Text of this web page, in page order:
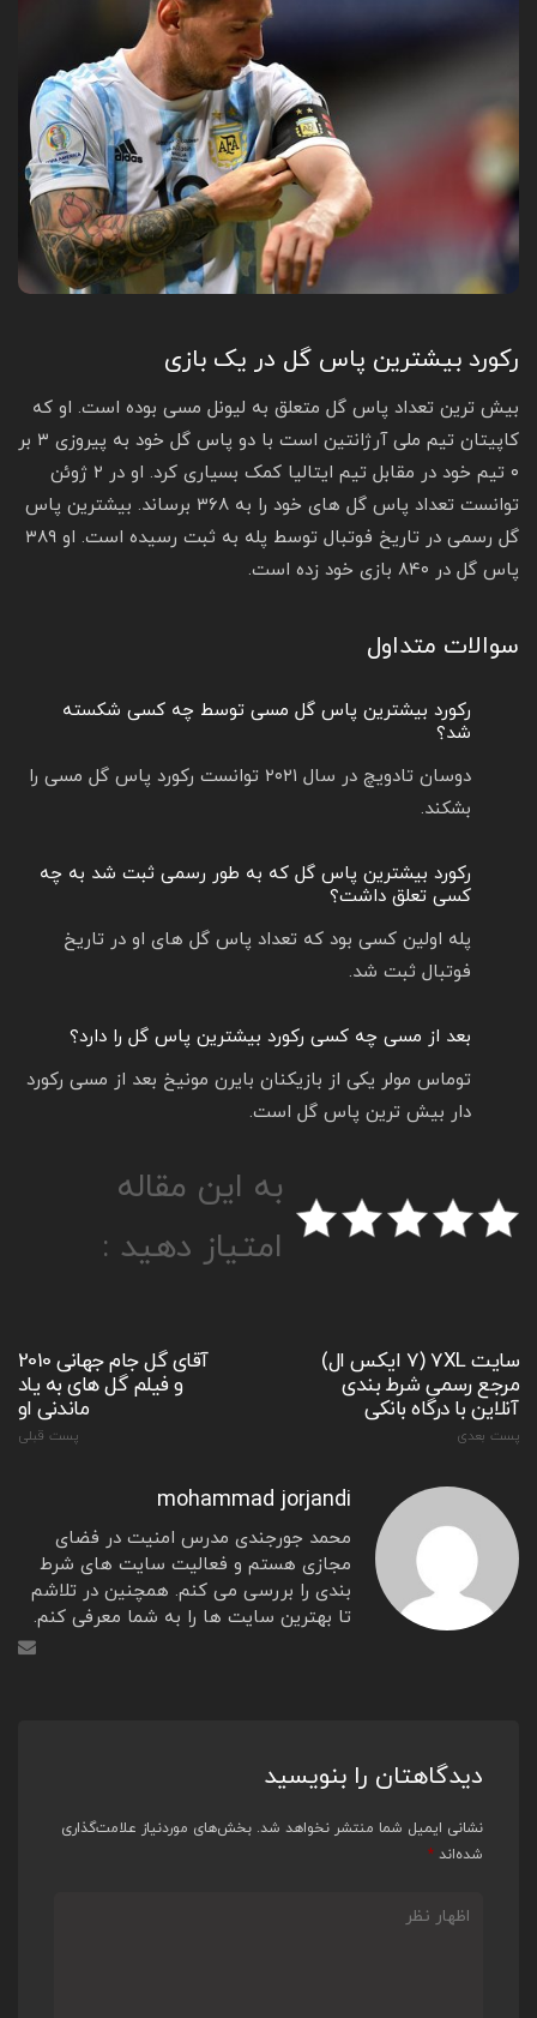
رکورد بیشترین پاس گل در یک بازی
بیش ترین تعداد پاس گل متعلق به لیونل مسی بوده است. او که
کاپیتان تیم ملی آرژانتین است با دو پاس گل خود به پیروزی ۳ بر
۰ تیم خود در مقابل تیم ایتالیا کمک بسیاری کرد. او در ۲ ژوئن
توانست تعداد پاس گل های خود را به ۳۶۸ برساند. بیشترین پاس
گل رسمی در تاریخ فوتبال توسط پله به ثبت رسیده است. او ۳۸۹
پاس گل در ۸۴۰ بازی خود زده است.
سوالات متداول
رکورد بیشترین پاس گل مسی توسط چه کسی شکسته
شد؟
دوسان تادویچ در سال ۲۰۲۱ توانست رکورد پاس گل مسی را
بشکند.
رکورد بیشترین پاس گل که به طور رسمی ثبت شد به چه
کسی تعلق داشت؟
پله اولین کسی بود که تعداد پاس گل های او در تاریخ
فوتبال ثبت شد.
بعد از مسی چه کسی رکورد بیشترین پاس گل را دارد؟
توماس مولر یکی از بازیکنان بایرن مونیخ بعد از مسی رکورد
دار بیش ترین پاس گل است.
به این مقاله
امتیاز دهید :
آقای گل جام جهانی 2010
و فیلم گل های به یاد
ماندنی او
پست قبلی
سایت 7XL (7 ایکس ال)
مرجع رسمی شرط بندی
آنلاین با درگاه بانکی
پست بعدی
mohammad jorjandi
محمد جورجندی مدرس امنیت در فضای
مجازی هستم و فعالیت سایت های شرط
بندی را بررسی می کنم. همچنین در تلاشم
تا بهترین سایت ها را به شما معرفی کنم.
دیدگاهتان را بنویسید
نشانی ایمیل شما منتشر نخواهد شد. بخش‌های موردنیاز علامت‌گذاری
شده‌اند *